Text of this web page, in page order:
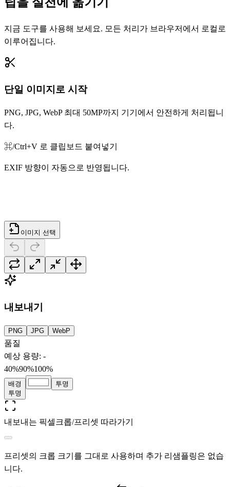
지금 도구를 사용해 보세요. 모든 처리가 브라우저에서 로컬로
이루어집니다.
단일 이미지로 시작
PNG, JPG, WebP 최대 50MP까지 기기에서 안전하게 처리됩니
다.
⌘/Ctrl+V 로 클립보드 붙여넣기
EXIF 방향이 자동으로 반영됩니다.
이미지 선택
내보내기
PNG JPG WebP
품질
예상 용량: -
40%90%100%
배경
투명
투명
내보내는 픽셀 크롭/프리셋 따라가기
프리셋의 크롭 크기를 그대로 사용하며 추가 리샘플링은 없습
니다.